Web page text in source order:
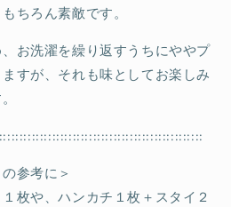
ちろん素敵です。
お洗濯を繰り返すうちにややプ
すが、それも味としてお楽しみ
参考に＞
枚や、ハンカチ１枚＋スタイ２